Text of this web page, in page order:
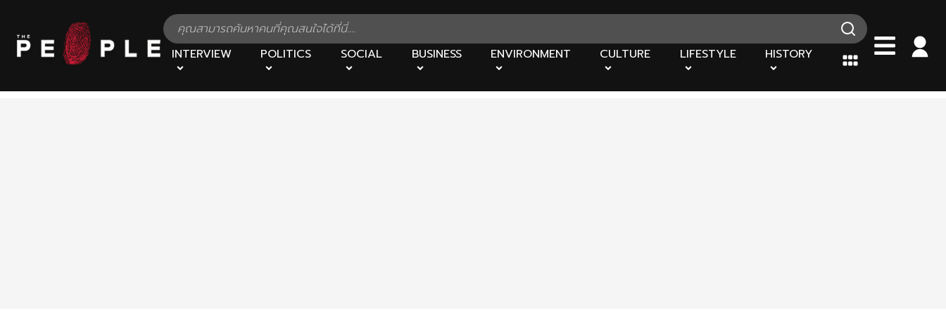
INTERVIEW POLITICS SOCIAL BUSINESS ENVIRONMENT CULTURE LIFESTYLE HISTORY